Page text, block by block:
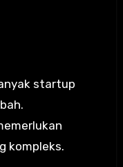
startup
kompleks.